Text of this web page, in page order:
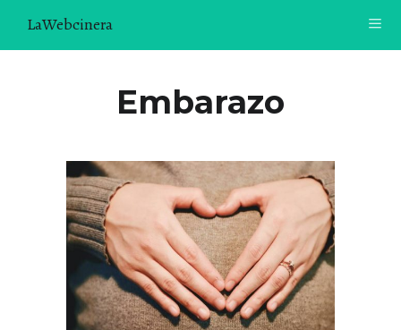
LaWebcinera
CONTACTO
SOBRE MÍ
¿TE GUSTARÍA UNIRTE A NUESTRA AVENTURA GASTRON
ÚNETE A LA NEWSLETTER
RECOMENDACIONES
Embarazo